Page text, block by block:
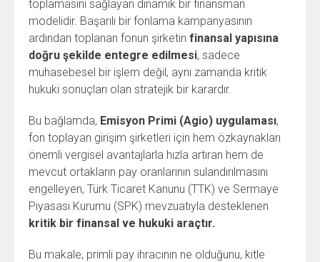
toplamasını sağlayan dinamik bir finansman
modelidir. Başarılı bir fonlama kampanyasının
ardından toplanan fonun şirketin finansal yapısına
doğru şekilde entegre edilmesi, sadece
muhasebesel bir işlem değil, aynı zamanda kritik
hukuki sonuçları olan stratejik bir karardır.
Bu bağlamda, Emisyon Primi (Agio) uygulaması,
fon toplayan girişim şirketleri için hem özkaynakları
önemli vergisel avantajlarla hızla artıran hem de
mevcut ortakların pay oranlarının sulandırılmasını
engelleyen, Türk Ticaret Kanunu (TTK) ve Sermaye
Piyasası Kurumu (SPK) mevzuatıyla desteklenen
kritik bir finansal ve hukuki araçtır.
Bu makale, primli pay ihracının ne olduğunu, kitle